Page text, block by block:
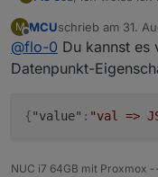
Ist es möglich
ein json Objekt
nicht das ganze
Datenpunkt:
$status.watts
Würde da nur
M
Offline
MCUschrieb am 31.
zuletzt editiert
@flo-0 Du kannst es
Datenpunkt-
{"value" : "val =>
NUC i7 64GB mit Proxmox